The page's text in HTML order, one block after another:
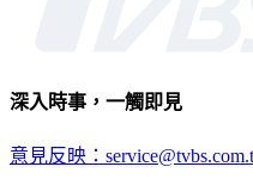
深入時事，一觸即見
意見反映：